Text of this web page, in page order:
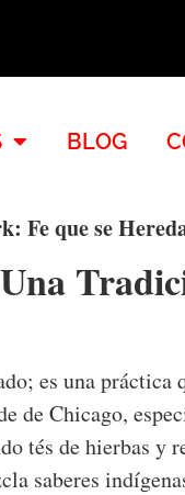
BLOG
Fe que se
es una
de Chicago,
tés de hierbas
saberes